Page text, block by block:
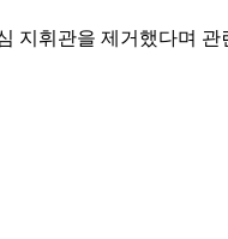
지휘관을 제거했다며 관